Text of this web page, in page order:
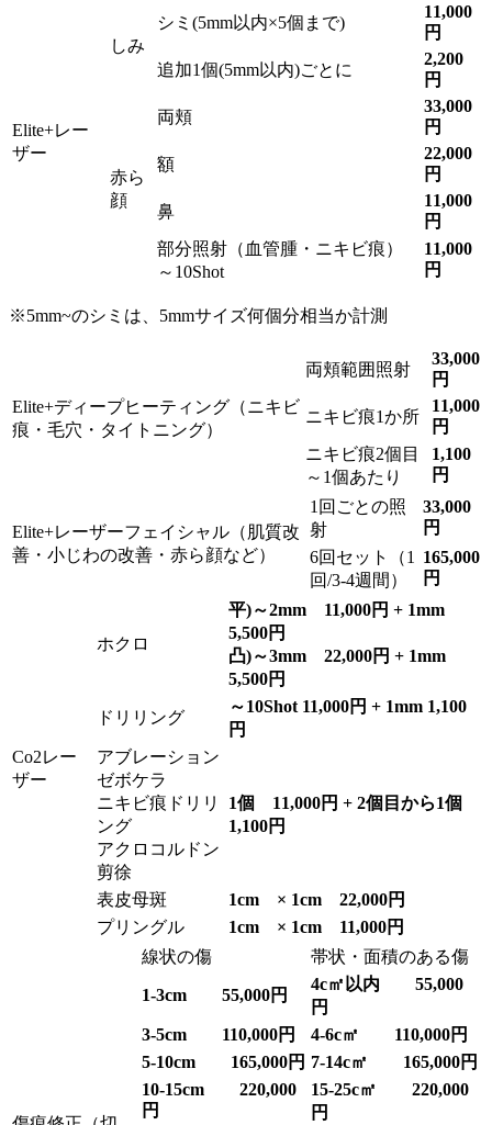
Elite+レー
ザー
しみ
シミ(5mm以内×5個まで)
11,000
円
追加1個(5mm以内)ごとに
2,200
円
赤ら
顔
両頬
33,000
円
額
22,000
円
鼻
11,000
円
部分照射（血管腫・ニキビ痕）
～10Shot
11,000
円
※5mm~のシミは、5mmサイズ何個分相当か計測
Elite+ディープヒーティング（ニキビ
痕・毛穴・タイトニング）
両頬範囲照射
33,000
円
ニキビ痕1か所
11,000
円
ニキビ痕2個目
～1個あたり
1,100
円
Elite+レーザーフェイシャル（肌質改
善・小じわの改善・赤ら顔など）
1回ごとの照
射
33,000
円
6回セット（1
回/3-4週間）
165,000
円
Co2レー
ザー
ホクロ
平)～2mm 11,000円 + 1mm
5,500円
凸)～3mm 22,000円 + 1mm
5,500円
ドリリング
～10Shot 11,000円 + 1mm 1,100
円
アブレーション
ゼボケラ
ニキビ痕ドリリ
ング
アクロコルドン
剪徐
1個 11,000円 + 2個目から1個
1,100円
表皮母斑
1cm × 1cm 22,000円
プリングル
1cm × 1cm 11,000円
線状の傷 帯状・面積のある傷
1-3cm 55,000円
4c㎡以内 55,000
円
3-5cm 110,000円
4-6c㎡ 110,000円
5-10cm 165,000円 7-14c㎡ 165,000円
10-15cm 220,000
円
15-25c㎡ 220,000
円